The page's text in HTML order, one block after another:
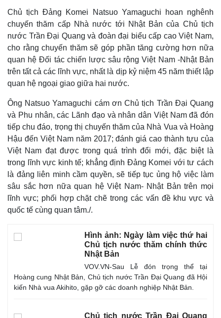
Kinh tế
Bất động sản
Khởi nghiệp
Thị trường
Giá vàng
Tiêu dùng
Tỷ giá
Chứng khoán
Giá cà phê
Chủ tịch Đảng Komei Natsuo Yamaguchi hoan nghênh
chuyến thăm cấp Nhà nước tới Nhật Bản của Chủ tịch
nước Trần Đại Quang và đoàn đại biểu cấp cao Việt Nam,
cho rằng chuyến thăm sẽ góp phần tăng cường hơn nữa
quan hệ Đối tác chiến lược sâu rộng Việt Nam -Nhật Bản
trên tất cả các lĩnh vực, nhất là dịp kỷ niệm 45 năm thiết lập
quan hệ ngoại giao giữa hai nước.
Ông Natsuo Yamaguchi cám ơn Chủ tịch Trần Đại Quang
và Phu nhân, các Lãnh đạo và nhân dân Việt Nam đã đón
tiếp chu đáo, trọng thị chuyến thăm của Nhà Vua và Hoàng
Hậu đến Việt Nam năm 2017; đánh giá cao thành tựu của
Việt Nam đạt được trong quá trình đổi mới, đặc biệt là
trong lĩnh vực kinh tế; khẳng định Đảng Komei với tư cách
là đảng liên minh cầm quyền, sẽ tiếp tục ủng hộ việc làm
sâu sắc hơn nữa quan hệ Việt Nam- Nhật Bản trên mọi
lĩnh vực; phối hợp chặt chẽ trong các vấn đề khu vực và
quốc tế cùng quan tâm./.
Hình ảnh: Ngày làm việc thứ hai
Chủ tịch nước thăm chính thức
Nhật Bản
VOV.VN-Sau Lễ đón trọng thể tại
Hoàng cung Nhật Bản, Chủ tịch nước Trần Đại Quang đã Hội
kiến Nhà vua Akihito, gặp gỡ các doanh nghiệp Nhật Bản.
Chủ tịch nước Trần Đại Quang